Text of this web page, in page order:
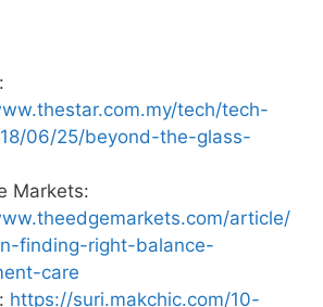
tech/tech-
06/25/beyond-the-glass-
Markets:
article/
finding-right-balance-
care
https://suri.makchic.com/10-